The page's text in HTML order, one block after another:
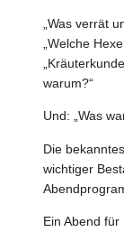
„Was verrät
„Welche
warum?“
Und: „Was
Die
wichtiger
Ein Abend